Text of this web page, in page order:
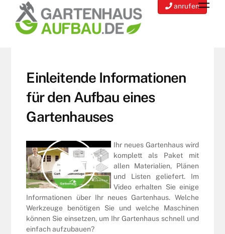
content
anrufen
Einleitende Informationen
für den Aufbau eines
Gartenhauses
Ihr neues Gartenhaus wird
komplett als Paket mit
allen Materialien, Plänen
und Listen geliefert. Im
Video erhalten Sie einige
Informationen über Ihr neues Gartenhaus. Welche
Werkzeuge benötigen Sie und welche Maschinen
können Sie einsetzen, um Ihr Gartenhaus schnell und
einfach aufzubauen?